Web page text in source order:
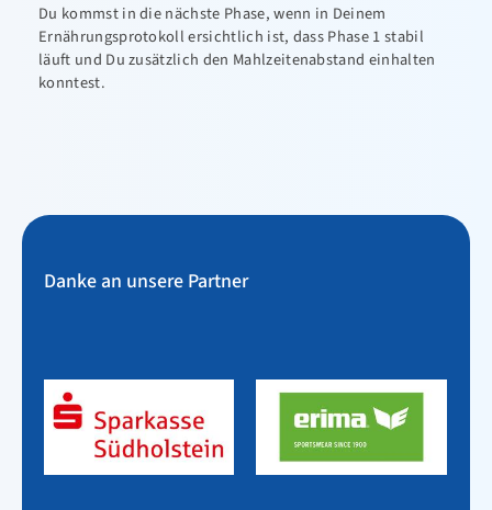
Du kommst in die nächste Phase, wenn in Deinem
Ernährungsprotokoll ersichtlich ist, dass Phase 1 stabil
läuft und Du zusätzlich den Mahlzeitenabstand einhalten
konntest.
Danke an unsere Partner